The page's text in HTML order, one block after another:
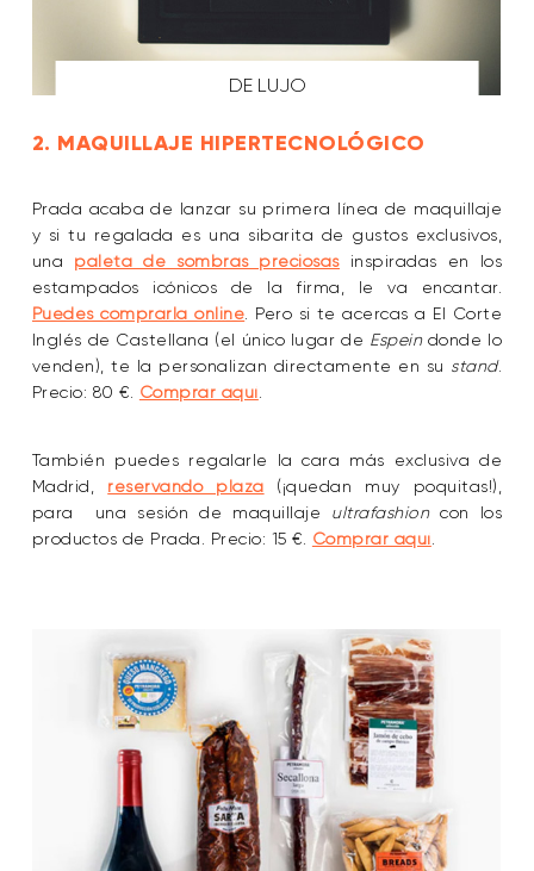
DE LUJO
2. MAQUILLAJE HIPERTECNOLÓGICO
Prada acaba de lanzar su primera línea de maquillaje
y si tu regalada es una sibarita de gustos exclusivos,
una paleta de sombras preciosasinspiradas en los
estampados icónicos de la firma, le va encantar.
Puedes comprarla online . Pero si te acercas a El Corte
Inglés de Castellana (el único lugar de Espeindonde lo
venden), te la personalizan directamente en su stand.
Precio: 80 €. Comprar aquí
También puedes regalarle la cara más exclusiva de
Madrid, reservando plaza
(¡quedan muy poquitas!),
para una sesión de maquillaje ultrafashioncon los
productos de Prada. Precio: 15 €. Comprar aquí